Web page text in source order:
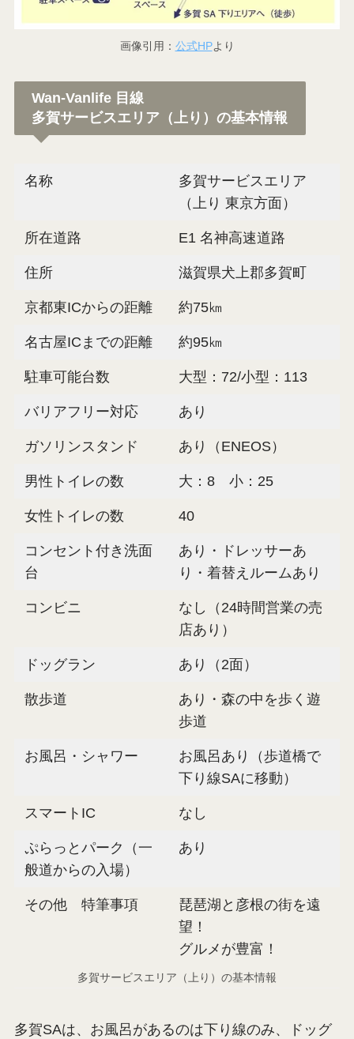
画像引用： 公式HPより
Wan-Vanlife 目線
多賀サービスエリア（上り）の基本情報
名称
多賀サービスエリア
（上り 東京方面）
所在道路 E1 名神高速道路
住所 滋賀県犬上郡多賀町
京都東ICからの距離 約75㎞
名古屋ICまでの距離 約95㎞
駐車可能台数 大型：72/小型：113
バリアフリー対応 あり
ガソリンスタンド あり（ENEOS）
男性トイレの数 大：8 小：25
女性トイレの数 40
コンセント付き洗面
台
あり・ドレッサーあ
り・着替えルームあり
コンビニ
なし（24時間営業の売
店あり）
ドッグラン あり（2面）
散歩道
あり・森の中を歩く遊
歩道
お風呂・シャワー
お風呂あり（歩道橋で
下り線SAに移動）
スマートIC なし
ぷらっとパーク（一
般道からの入場）
あり
その他 特筆事項
琵琶湖と彦根の街を遠
望！
グルメが豊富！
多賀サービスエリア（上り）の基本情報
多賀SAは、お風呂があるのは下り線のみ、ドッグ